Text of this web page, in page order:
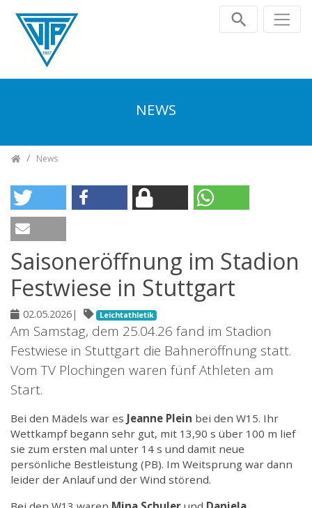
NEWS
TV Plochingen e.V.
News
Saisoneröffnung im Stadion
Festwiese in Stuttgart
02.05.2026| Leichtathletik
Am Samstag, dem 25.04.26 fand im Stadion
Festwiese in Stuttgart die Bahneröffnung statt.
Vom TV Plochingen waren fünf Athleten am
Start.
Bei den Mädels war es Jeanne Plein bei den W15. Ihr
Wettkampf begann sehr gut, mit 13,90 s über 100 m lief
sie zum ersten mal unter 14 s und damit neue
persönliche Bestleistung (PB). Im Weitsprung war dann
leider der Anlauf und der Wind störend.